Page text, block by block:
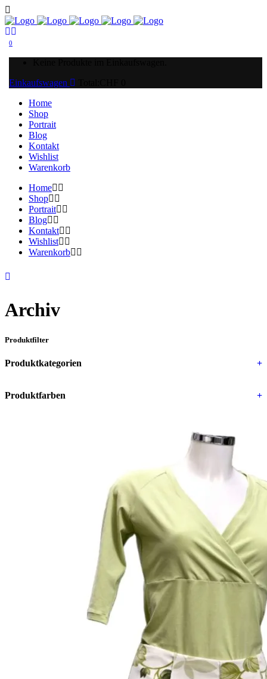
0
Einkaufswagen
Home
Shop
Portrait
Blog
Kontakt
Wishlist
Warenkorb
Home
Shop
Portrait
Blog
Kontakt
Wishlist
Warenkorb
Archiv
Produktfilter
Produktkategorien +
Produktfarben +